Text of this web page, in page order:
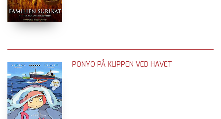
PONYO PÅ KLIPPEN VED HAVET